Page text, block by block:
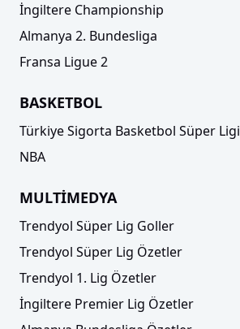
İngiltere Championship
Almanya 2. Bundesliga
Fransa Ligue 2
BASKETBOL
Türkiye Sigorta Basketbol Süper Ligi
NBA
MULTİMEDYA
Trendyol Süper Lig Goller
Trendyol Süper Lig Özetler
Trendyol 1. Lig Özetler
İngiltere Premier Lig Özetler